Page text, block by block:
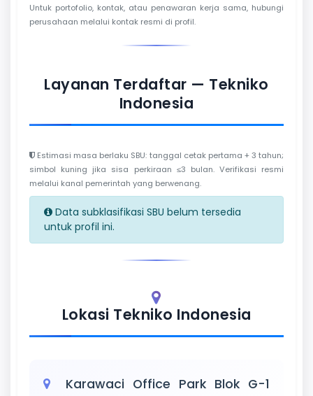
Untuk portofolio, kontak, atau penawaran kerja sama, hubungi
perusahaan melalui kontak resmi di profil.
Layanan Terdaftar — Tekniko
Indonesia
Estimasi masa berlaku SBU: tanggal cetak pertama + 3 tahun;
simbol kuning jika sisa perkiraan ≤3 bulan. Verifikasi resmi
melalui kanal pemerintah yang berwenang.
Data subklasifikasi SBU belum tersedia
untuk profil ini.
Lokasi Tekniko Indonesia
Karawaci Office Park Blok G-1